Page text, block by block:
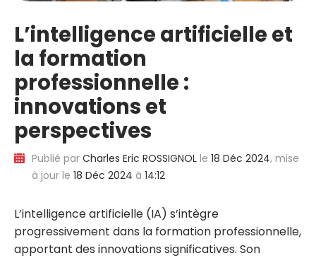
L’intelligence artificielle et
la formation
professionnelle :
innovations et
perspectives
Publié par Charles Eric ROSSIGNOL le 18 Déc 2024, mise
à jour le 18 Déc 2024 à 14:12
L’intelligence artificielle (IA) s’intègre
progressivement dans la formation professionnelle,
apportant des innovations significatives. Son